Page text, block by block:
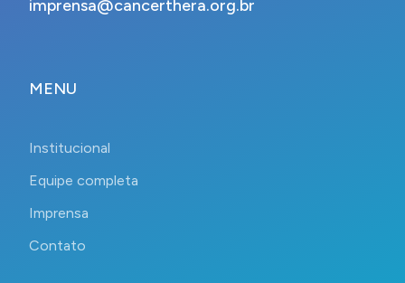
imprensa@cancerthera.org.br
MENU
Institucional
Equipe completa
Imprensa
Contato